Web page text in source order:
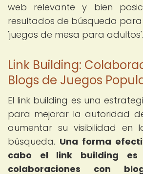
web relevante y bien
resultados de búsqueda
'juegos de mesa para adultos'.
Link Building:
Blogs de Juegos
El link building es una
para mejorar la autoridad
aumentar su visibilidad en
búsqueda. Una forma
cabo el link building
colaboraciones con